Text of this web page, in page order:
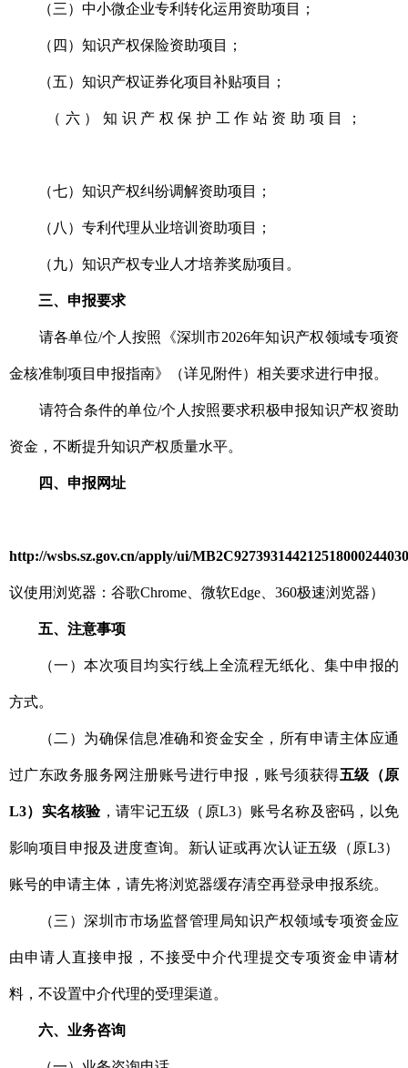
（三）中小微企业专利转化运用资助项目；
（四）知识产权保险资助项目；
（五）知识产权证券化项目补贴项目；
（六）知识产权保护工作站资助项目；
（七）知识产权纠纷调解资助项目；
（八）专利代理从业培训资助项目；
（九）知识产权专业人才培养奖励项目。
三、申报要求
请各单位/个人按照《深圳市2026年知识产权领域专项资
金核准制项目申报指南》（详见附件）相关要求进行申报。
请符合条件的单位/个人按照要求积极申报知识产权资助
资金，不断提升知识产权质量水平。
四、申报网址
http://wsbs.sz.gov.cn/apply/ui/
议使用浏览器：谷歌Chrome、微软Edge、360极速浏览器）
五、注意事项
（一）本次项目均实行线上全流程无纸化、集中申报的
方式。
（二）为确保信息准确和资金安全，所有申请主体应通
过广东政务服务网注册账号进行申报，账号须获得五级（原
L3）实名核验，请牢记五级（原L3）账号名称及密码，以免
影响项目申报及进度查询。新认证或再次认证五级（原L3）
账号的申请主体，请先将浏览器缓存清空再登录申报系统。
（三）深圳市市场监督管理局知识产权领域专项资金应
由申请人直接申报，不接受中介代理提交专项资金申请材
料，不设置中介代理的受理渠道。
六、业务咨询